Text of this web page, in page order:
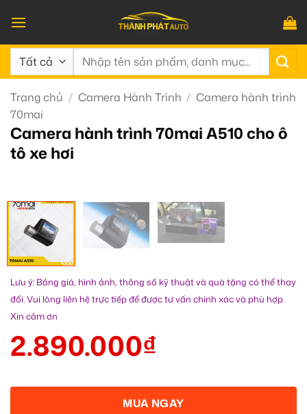
qua
nội
dung
Tìm
Trang chủ / Camera Hành Trình / Camera hành trình
70mai
Camera hành trình 70mai A510 cho ô
tô xe hơi
Lưu ý: Bảng giá, hình ảnh, thông số kỹ thuật và quà tặng có thể thay
đổi. Vui lòng liên hệ trực tiếp để được tư vấn chính xác và phù hợp.
Xin cảm ơn
2.890.000₫
MUA NGAY